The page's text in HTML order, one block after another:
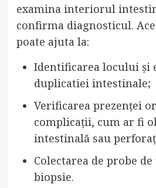
examina interiorul
confirma diagnosticul.
poate ajuta la:
Identificarea locului și
duplicatiei intestinale;
Verificarea prezenței
complicații, cum ar fi
intestinală sau
Colectarea de probe
biopsie.